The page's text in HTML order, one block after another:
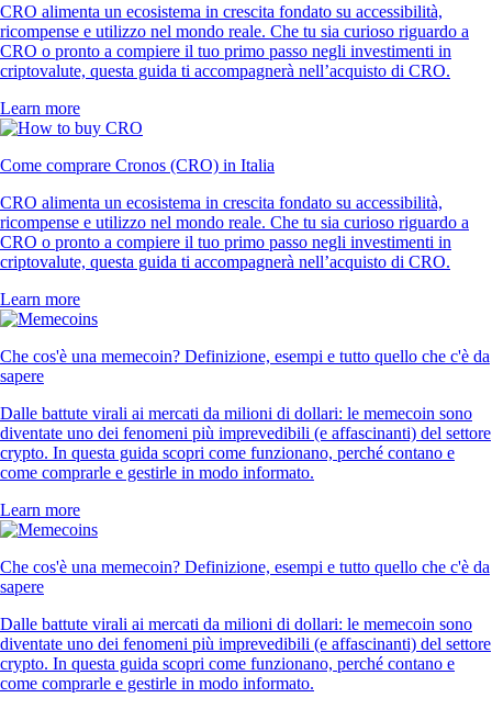
CRO alimenta un ecosistema in crescita fondato su accessibilità,
ricompense e utilizzo nel mondo reale. Che tu sia curioso riguardo a
CRO o pronto a compiere il tuo primo passo negli investimenti in
criptovalute, questa guida ti accompagnerà nell’acquisto di CRO.
Learn more
Come comprare Cronos (CRO) in Italia
CRO alimenta un ecosistema in crescita fondato su accessibilità,
ricompense e utilizzo nel mondo reale. Che tu sia curioso riguardo a
CRO o pronto a compiere il tuo primo passo negli investimenti in
criptovalute, questa guida ti accompagnerà nell’acquisto di CRO.
Learn more
Che cos'è una memecoin? Definizione, esempi e tutto quello che c'è da
sapere
Dalle battute virali ai mercati da milioni di dollari: le memecoin sono
diventate uno dei fenomeni più imprevedibili (e affascinanti) del settore
crypto. In questa guida scopri come funzionano, perché contano e
come comprarle e gestirle in modo informato.
Learn more
Che cos'è una memecoin? Definizione, esempi e tutto quello che c'è da
sapere
Dalle battute virali ai mercati da milioni di dollari: le memecoin sono
diventate uno dei fenomeni più imprevedibili (e affascinanti) del settore
crypto. In questa guida scopri come funzionano, perché contano e
come comprarle e gestirle in modo informato.